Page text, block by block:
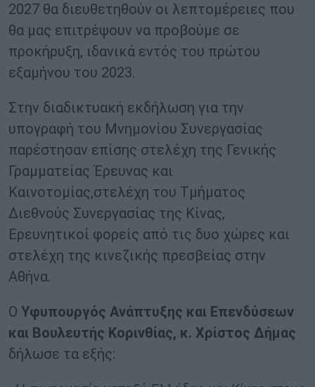
2027 θα διευθετηθούν οι λεπτομέρειες που
θα μας επιτρέψουν να προβούμε σε
προκήρυξη, ιδανικά εντός του πρώτου
εξαμήνου του 2023.
Στην διαδικτυακή εκδήλωση για την
υπογραφή του Μνημονίου Συνεργασίας
παρέστησαν επίσης στελέχη της Γενικής
Γραμματείας Έρευνας και
Καινοτομίας,στελέχη του Τμήματος
Διεθνούς Συνεργασίας της Κίνας,
Ερευνητικοί φορείς από τις δυο χώρες και
στελέχη της κινεζικής πρεσβείας στην
Αθήνα.
Ο Υφυπουργός Ανάπτυξης και Επενδύσεων
και Βουλευτής Κορινθίας, κ. Χρίστος Δήμας
δήλωσε τα εξής: